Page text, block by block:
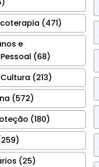
(471)
e
(68)
(213)
(572)
(180)
(25)